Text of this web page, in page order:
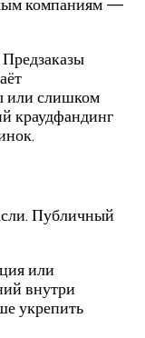
компаниям —
или слишком
краудфандинг
Публичный
или
внутри
укрепить